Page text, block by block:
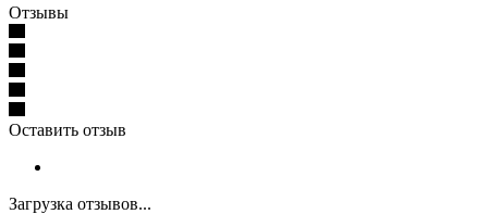
Отзывы
Оставить отзыв
Загрузка отзывов...